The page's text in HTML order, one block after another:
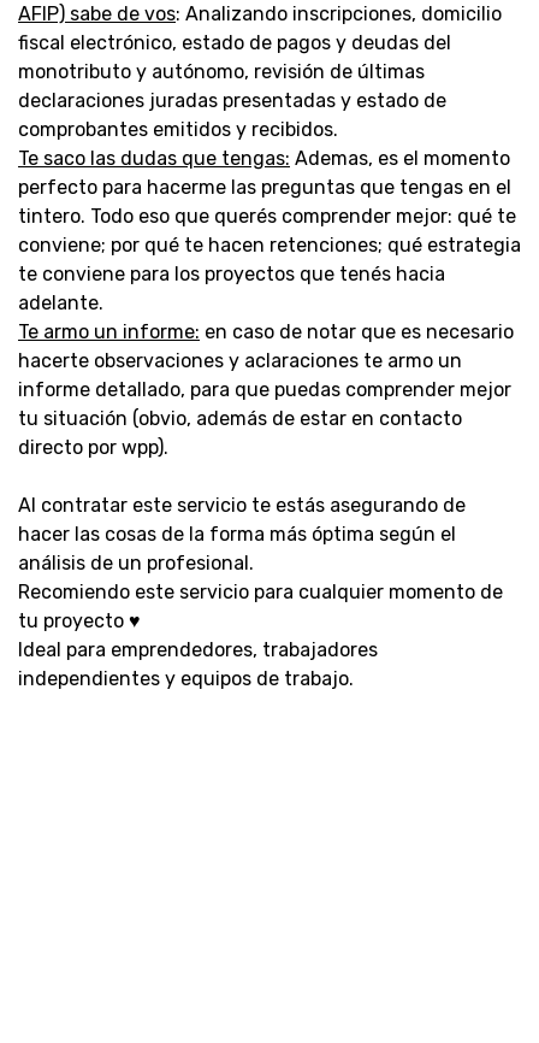
AFIP) sabe de vos: Analizando inscripciones, domicilio
fiscal electrónico, estado de pagos y deudas del
monotributo y autónomo, revisión de últimas
declaraciones juradas presentadas y estado de
comprobantes emitidos y recibidos.
Te saco las dudas que tengas: Ademas, es el momento
perfecto para hacerme las preguntas que tengas en el
tintero. Todo eso que querés comprender mejor: qué te
conviene; por qué te hacen retenciones; qué estrategia
te conviene para los proyectos que tenés hacia
adelante.
Te armo un informe: en caso de notar que es necesario
hacerte observaciones y aclaraciones te armo un
informe detallado, para que puedas comprender mejor
tu situación (obvio, además de estar en contacto
directo por wpp).
Al contratar este servicio te estás asegurando de
hacer las cosas de la forma más óptima según el
análisis de un profesional.
Recomiendo este servicio para cualquier momento de
tu proyecto ♥
Ideal para emprendedores, trabajadores
independientes y equipos de trabajo.